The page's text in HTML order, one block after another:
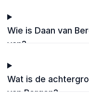
Wie is Daan van
van?
Wat is de
van Bergen?